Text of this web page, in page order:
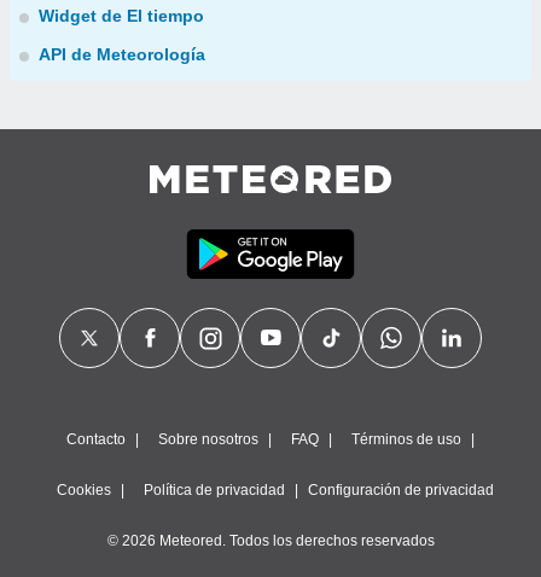
Widget de El tiempo
API de Meteorología
Contacto Sobre nosotros FAQ Términos de uso
Cookies Política de privacidad Configuración de privacidad
© 2026 Meteored. Todos los derechos reservados